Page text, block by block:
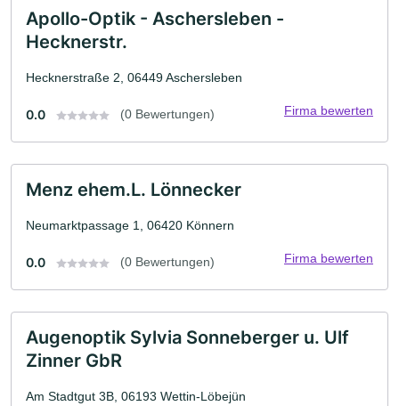
Apollo-Optik - Aschersleben -
Hecknerstr.
Hecknerstraße 2, 06449 Aschersleben
0.0 (0 Bewertungen) Firma bewerten
Menz ehem.L. Lönnecker
Neumarktpassage 1, 06420 Könnern
0.0 (0 Bewertungen) Firma bewerten
Augenoptik Sylvia Sonneberger u. Ulf
Zinner GbR
Am Stadtgut 3B, 06193 Wettin-Löbejün